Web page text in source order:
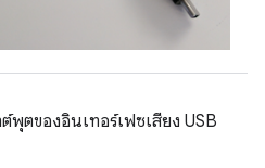
พุตของอินเทอร์เฟซเสียง USB